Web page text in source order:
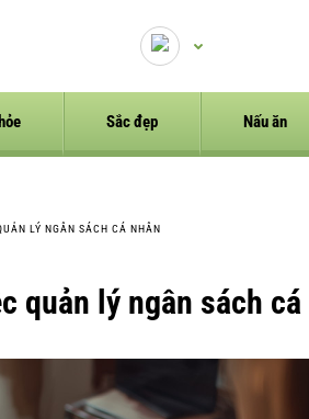
Sắc đẹp Nấu ăn
LÝ NGÂN SÁCH CÁ NHÂN
quản lý ngân sách cá